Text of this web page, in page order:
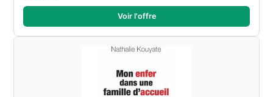
Voir l'offre